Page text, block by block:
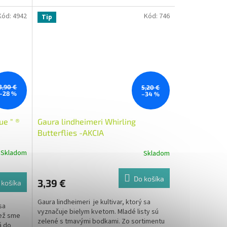
na jesenné záhony.
€
%
" ®
Skladom
košíka
sme
4942 Tip
5,20 €
–34 %
Gaura lindheimeri Whirling
Butterflies -AKCIA
Skladom
3,39 € Do košíka
Gaura lindheimeri je kultivar, ktorý sa
vyznačuje bielym kvetom. Mladé listy sú
zelené s tmavými bodkami. Zo sortimentu
Kód: 746